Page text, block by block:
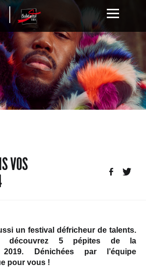
VOS
un festival défricheur de talents.
découvrez 5 pépites de la
2019. Dénichées par l’équipe
pour vous !